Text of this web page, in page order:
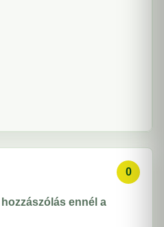
0
ennél a